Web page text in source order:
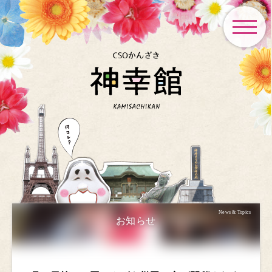
toggle
News & Topics
お知らせ